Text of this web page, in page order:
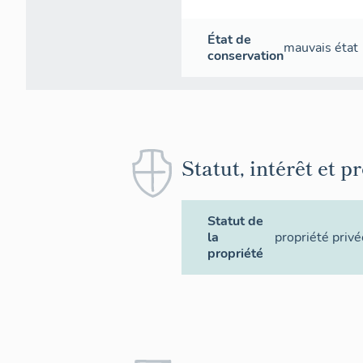
État de
conservationmauvais état
Statut, intérêt et
Statut de
la
propriété
propriété